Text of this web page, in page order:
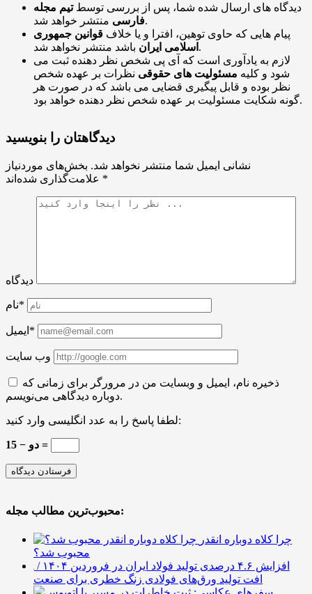
دیدگاه های ارسال شده شما، پس از بررسی توسطتیم مجله
فارسیمنتشر خواهد شد.
پیام هایی که حاوی توهین، افترا و یا خلاف قوانین جمهوری
اسلامی ایران باشد منتشر نخواهد شد.
لازم به یادآوری است که آی پی شخص نظر دهنده ثبت می
شود و کلیه مسئولیت های حقوقی نظرات بر عهده شخص
نظر بوده و قابل پیگیری قضایی می باشد که در صورت هر
گونه شکایت مسئولیت بر عهده شخص نظر دهنده خواهد بود.
دیدگاهتان را بنویسید
نشانی ایمیل شما منتشر نخواهد شد. بخش‌های موردنیاز
*
دیدگاه
نام*
ایمیل*
وب سایت
ذخیره نام، ایمیل و وبسایت من در مرورگر برای زمانی که
دوباره دیدگاهی می‌نویسم.
لطفا پاسخ را به عدد انگلیسی وارد کنید:
15 − دو =
محبوب‌ترین مطالب مجله:
چرا کلاه دوباره انقدر
محبوب شد؟
افزایش ۴.۶ درصدی تولید فولاد ایران در فروردین ۱۴۰۴ /
افت تولید ورق‌های فولادی زنگ خطری برای صنعت